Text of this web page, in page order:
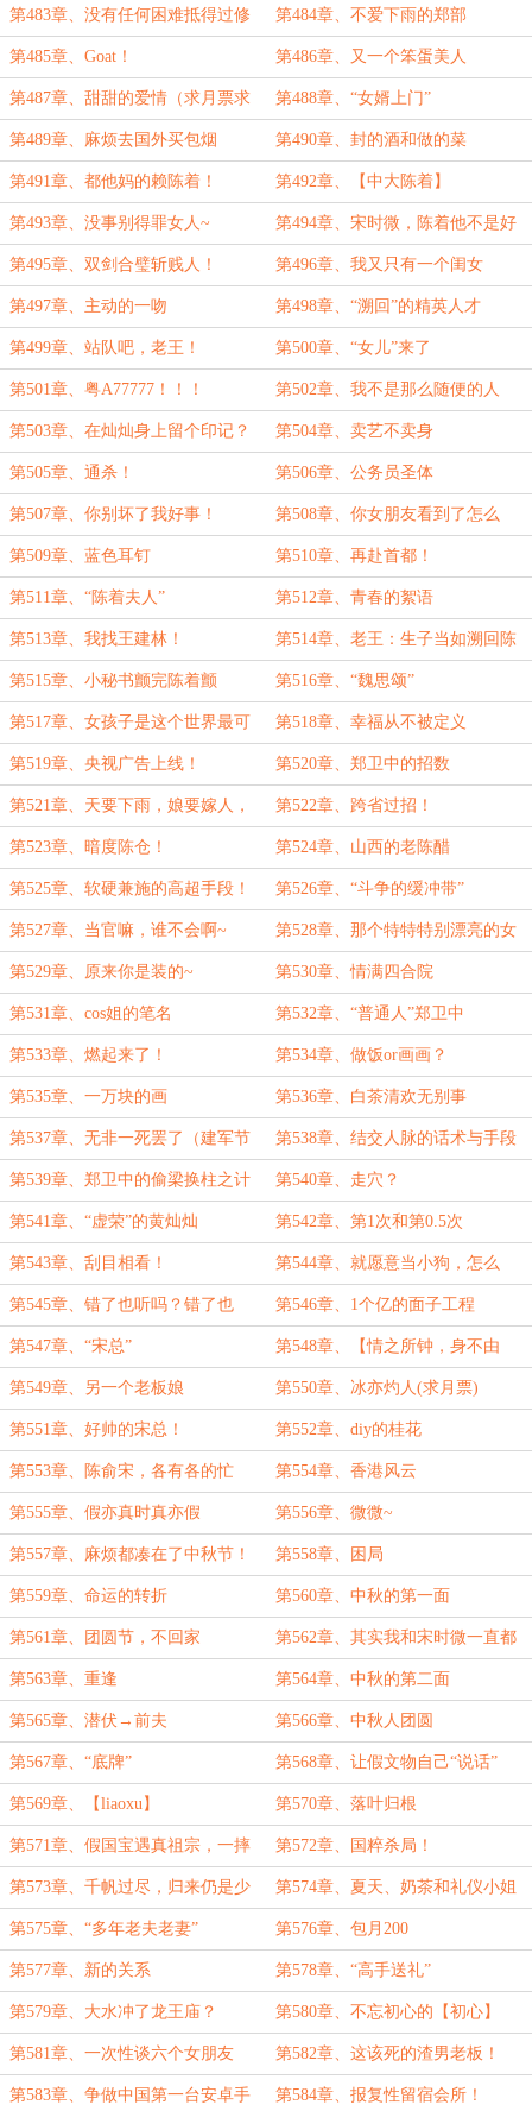
第483章、没有任何困难抵得过修
罗场！
第484章、不爱下雨的郑部
第485章、Goat！ 第486章、又一个笨蛋美人
第487章、甜甜的爱情（求月票求
月票）
第488章、“女婿上门”
第489章、麻烦去国外买包烟 第490章、封的酒和做的菜
第491章、都他妈的赖陈着！ 第492章、【中大陈着】
第493章、没事别得罪女人~ 第494章、宋时微，陈着他不是好
男人！
第495章、双剑合璧斩贱人！
（4000字求票）
第496章、我又只有一个闺女
第497章、主动的一吻 第498章、“溯回”的精英人才
第499章、站队吧，老王！ 第500章、“女儿”来了
第501章、粤A77777！！！ 第502章、我不是那么随便的人
第503章、在灿灿身上留个印记？ 第504章、卖艺不卖身
第505章、通杀！ 第506章、公务员圣体
第507章、你别坏了我好事！ 第508章、你女朋友看到了怎么
办？
第509章、蓝色耳钉 第510章、再赴首都！
第511章、“陈着夫人” 第512章、青春的絮语
第513章、我找王建林！ 第514章、老王：生子当如溯回陈
着！
第515章、小秘书颤完陈着颤 第516章、“魏思颂”
第517章、女孩子是这个世界最可
爱的生物
第518章、幸福从不被定义
第519章、央视广告上线！ 第520章、郑卫中的招数
第521章、天要下雨，娘要嫁人，
随他们去吧！
第522章、跨省过招！
第523章、暗度陈仓！ 第524章、山西的老陈醋
第525章、软硬兼施的高超手段！ 第526章、“斗争的缓冲带”
第527章、当官嘛，谁不会啊~ 第528章、那个特特特别漂亮的女
孩子
第529章、原来你是装的~ 第530章、情满四合院
第531章、cos姐的笔名 第532章、“普通人”郑卫中
第533章、燃起来了！ 第534章、做饭or画画？
第535章、一万块的画 第536章、白茶清欢无别事
第537章、无非一死罢了（建军节
快乐！）
第538章、结交人脉的话术与手段
第539章、郑卫中的偷梁换柱之计 第540章、走穴？
第541章、“虚荣”的黄灿灿 第542章、第1次和第0.5次
第543章、刮目相看！ 第544章、就愿意当小狗，怎么
了？
第545章、错了也听吗？错了也
听！
第546章、1个亿的面子工程
第547章、“宋总” 第548章、【情之所钟，身不由
己】
第549章、另一个老板娘 第550章、冰亦灼人(求月票)
第551章、好帅的宋总！ 第552章、diy的桂花
第553章、陈俞宋，各有各的忙 第554章、香港风云
第555章、假亦真时真亦假 第556章、微微~
第557章、麻烦都凑在了中秋节！ 第558章、困局
第559章、命运的转折 第560章、中秋的第一面
第561章、团圆节，不回家 第562章、其实我和宋时微一直都
没有分开
第563章、重逢 第564章、中秋的第二面
第565章、潜伏→前夫 第566章、中秋人团圆
第567章、“底牌” 第568章、让假文物自己“说话”
第569章、【liaoxu】 第570章、落叶归根
第571章、假国宝遇真祖宗，一摔
震香江！
第572章、国粹杀局！
第573章、千帆过尽，归来仍是少
年
第574章、夏天、奶茶和礼仪小姐
第575章、“多年老夫老妻” 第576章、包月200
第577章、新的关系 第578章、“高手送礼”
第579章、大水冲了龙王庙？ 第580章、不忘初心的【初心】
第581章、一次性谈六个女朋友 第582章、这该死的渣男老板！
第583章、争做中国第一台安卓手 第584章、报复性留宿会所！